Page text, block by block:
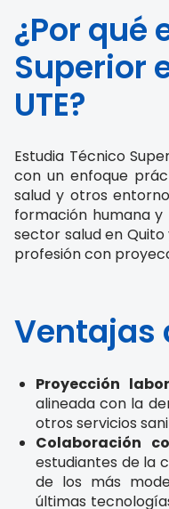
¿Por qué
Superior
UTE?
Estudia Técnico
con un enfoque
salud y otros
formación humana
sector salud en
profesión con
Ventajas
Proyección
alineada con la
otros servicios
Colaboración
estudiantes de la
de los más
últimas